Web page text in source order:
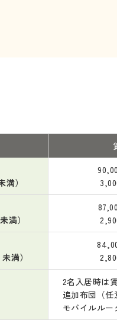
満）
満）
満）
2名入居時は
追加布団（任
モバイルル